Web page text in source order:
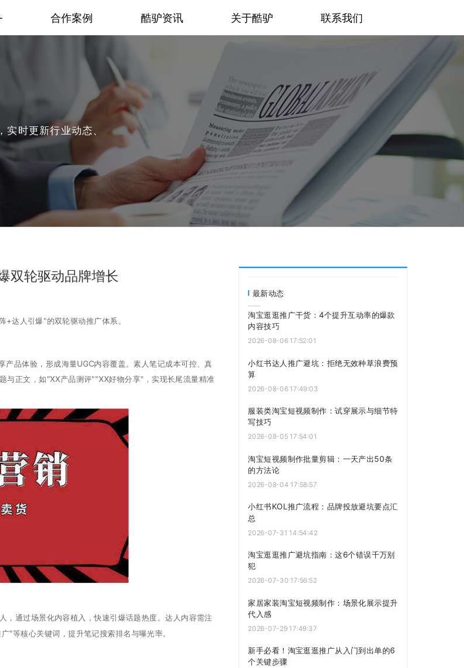
合作案例 酷驴资讯 关于酷驴 联系我们
时更新行业动态、
双轮驱动品牌增长
达人引爆"的双轮驱动推广体系。
品体验，形成海量UGC内容覆盖。素人笔记成本可控、真
与正文，如"XX产品测评""XX好物分享"，实现长尾流量精准
通过场景化内容植入，快速引爆话题热度。达人内容需注
"等核心关键词，提升笔记搜索排名与曝光率。
最新动态
淘宝逛逛推广干货：4个提升互动率的爆款
内容技巧
2026-08-06 17:52:01
小红书达人推广避坑：拒绝无效种草浪费预
算
2026-08-06 17:49:03
服装类淘宝短视频制作：试穿展示与细节特
写技巧
2026-08-05 17:54:01
淘宝短视频制作批量剪辑：一天产出50条
的方法论
2026-08-04 17:58:57
小红书KOL推广流程：品牌投放避坑要点汇
总
2026-07-31 14:54:42
淘宝逛逛推广避坑指南：这6个错误千万别
犯
2026-07-30 17:56:52
家居家装淘宝短视频制作：场景化展示提升
代入感
2026-07-29 17:49:37
新手必看！淘宝逛逛推广从入门到出单的6
个关键步骤